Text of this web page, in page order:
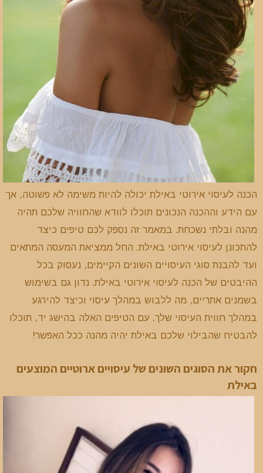
הכנה לעיסוי אירוטי באילת יכולה להיות משימה לא פשוטה, אך
עם הידע וההכנה הנכונים תוכלו לוודא שהחוויה שלכם תהיה
מהנה ובלתי נשכחת. במאמר זה נספק לכם טיפים כיצד
להתכונן לעיסוי אירוטי באילת. החל ממציאת המעסה המתאים
ועד להבנת סוגי העיסויים השונים הקיימים, נעסוק בכל
ההיבטים של הכנה לעיסוי אירוטי באילת. נדון גם בשימוש
בשמנים אתריים, מה ללבוש במהלך עיסוי וכיצד להירגע
במהלך חווית העיסוי שלך. עם הטיפים האלה בהישג יד, תוכלו
להבטיח שהבילוי שלכם באילת יהיה מהנה ככל האפשר!
חקור את הסוגים השונים של עיסויים ארוטיים המוצעים
באילת